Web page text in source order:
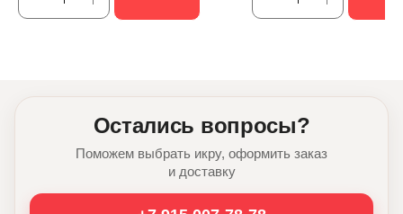
Остались вопросы?
Поможем выбрать икру, оформить заказ
и доставку